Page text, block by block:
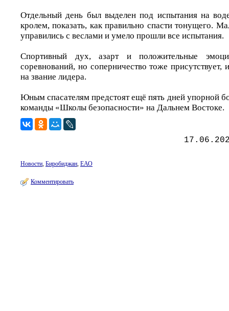
Отдельный день был выделен под испытания на
кролем, показать, как правильно спасти тонущего.
управились с веслами и умело прошли все испытания.
Спортивный дух, азарт и положительные
соревнований, но соперничество тоже присутствует,
на звание лидера.
Юным спасателям предстоят ещё пять дней упорной
команды «Школы безопасности» на Дальнем Востоке.
Новости, Биробиджан, ЕАО
Комментировать